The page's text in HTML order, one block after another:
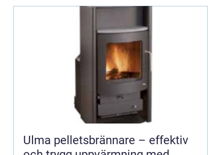
Ulma pelletsbrännare – effektiv